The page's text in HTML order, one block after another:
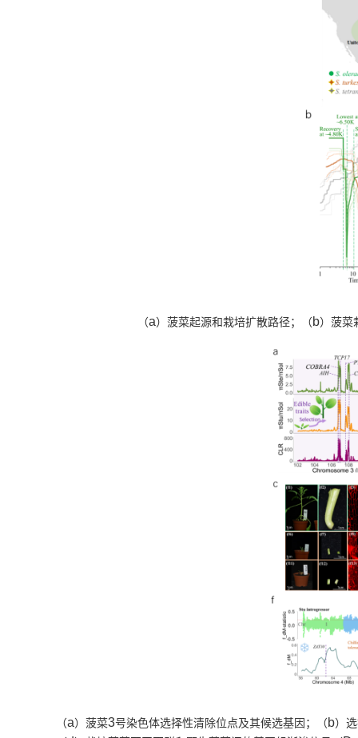
（a）菠菜起源和栽培扩散路径；（ b）菠菜
（a）菠菜3号染色体选择性清除位点及其候选基因；（ b）